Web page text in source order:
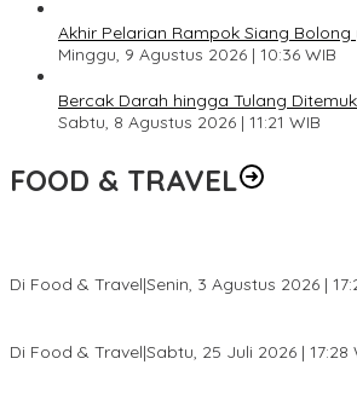
Akhir Pelarian Rampok Siang
Minggu, 9 Agustus 2026 | 10:36 WIB
Bercak Darah hingga Tulang
Sabtu, 8 Agustus 2026 | 11:21 WIB
FOOD & TRAVEL
Di Food & Travel|Senin, 3 Agustus 2026 |
Di Food & Travel|Sabtu, 25 Juli 2026 | 17:28